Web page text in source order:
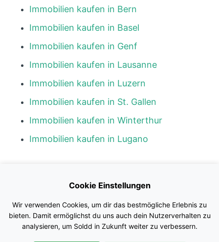
Immobilien kaufen in Bern
Immobilien kaufen in Basel
Immobilien kaufen in Genf
Immobilien kaufen in Lausanne
Immobilien kaufen in Luzern
Immobilien kaufen in St. Gallen
Immobilien kaufen in Winterthur
Immobilien kaufen in Lugano
Impressum
Nutzungsbedingungen
Cookie Einstellungen
Wir verwenden Cookies, um dir das bestmögliche Erlebnis zu
bieten. Damit ermöglichst du uns auch dein Nutzerverhalten zu
analysieren, um Soldd in Zukunft weiter zu verbessern.